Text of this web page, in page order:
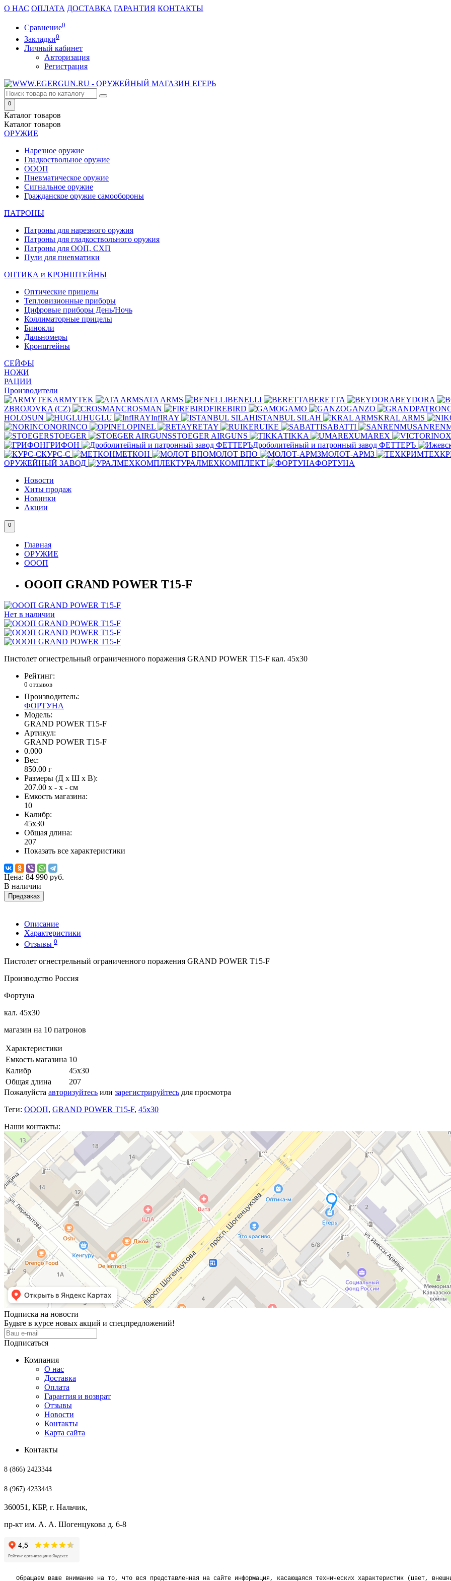
О НАС ОПЛАТА ДОСТАВКА ГАРАНТИЯ КОНТАКТЫ
Сравнение0
Закладки0
Личный кабинет
Авторизация
Регистрация
0
Каталог товаров
Каталог товаров
ОРУЖИЕ
Нарезное оружие
Гладкоствольное оружие
ОООП
Пневматическое оружие
Сигнальное оружие
Гражданское оружие самообороны
ПАТРОНЫ
Патроны для нарезного оружия
Патроны для гладкоствольного оружия
Патроны для ООП, СХП
Пули для пневматики
ОПТИКА и КРОНШТЕЙНЫ
Оптические прицелы
Тепловизионные приборы
Цифровые приборы День/Ночь
Коллиматорные прицелы
Бинокли
Дальномеры
Кронштейны
СЕЙФЫ
НОЖИ
РАЦИИ
Производители
ARMYTEK
ATA ARMS BENELLI BERETTA BEYDORA
ZBROJOVKA (CZ)
CROSMAN FIREBIRD GAMO GANZO
HOLOSUN
HUGLU InfIRAY ISTANBUL SILAH KRAL ARMS
NORINCO
OPINEL RETAY RUIKE SABATTI
STOEGER
STOEGER AIRGUNS TIKKA UMAREX
ГРИФОН
Дроболитейный и патронный завод ФЕТТЕРЪ
КУРС-С
МЕТКОН МОЛОТ ВПО МОЛОТ-АРМЗ
ОРУЖЕЙНЫЙ ЗАВОД
УРАЛМЕХКОМПЛЕКТ
ФОРТУНА
Новости
Хиты продаж
Новинки
Акции
0
Главная
ОРУЖИЕ
ОООП
ОООП GRAND POWER T15-F
Нет в наличии
Пистолет огнестрельный ограниченного поражения GRAND POWER T15-F кал. 45х30
Рейтинг:
0 отзывов
Производитель:
ФОРТУНА
Модель:
GRAND POWER T15-F
Артикул:
GRAND POWER T15-F
0.000
Вес:
850.00 г
Размеры (Д x Ш x В):
207.00 x - x - см
Емкость магазина:
10
Калибр:
45х30
Общая длина:
207
Показать все характеристики
Цена: 84 990 руб.
В наличии
Предзаказ
Описание
Характеристики
Отзывы 0
Пистолет огнестрельный ограниченного поражения GRAND POWER T15-F
Производство Россия
Фортуна
кал. 45х30
магазин на 10 патронов
Характеристики
Емкость магазина 10
Калибр
45х30
Общая длина
207
Пожалуйста авторизуйтесь или зарегистрируйтесь для просмотра
Теги: ОООП, GRAND POWER T15-F, 45х30
Наши контакты:
Подписка на новости
Будьте в курсе новых акций и спецпредложений!
Подписаться
Компания
О нас
Доставка
Оплата
Гарантия и возврат
Отзывы
Новости
Контакты
Карта сайта
Контакты
8 (866) 2423344
8 (967) 4233443
360051, КБР, г. Нальчик,
пр-кт им. А. А. Шогенцукова д. 6-8
Обращаем ваше внимание на то, что вся представленная на сайте информация, касающаяся технических характеристик (цвет,